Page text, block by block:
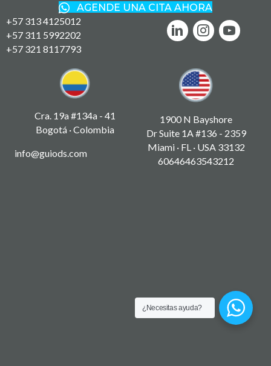
AGENDE UNA CITA AHORA
+57 313 4125012
+57 311 5992202
+57 321 8117793
Cra. 19a #134a - 41
Bogotá · Colombia
info@guiods.com
1900 N Bayshore
Dr Suite 1A #136 - 2359
Miami · FL · USA 33132
60646463543212
¿Necesitas ayuda?